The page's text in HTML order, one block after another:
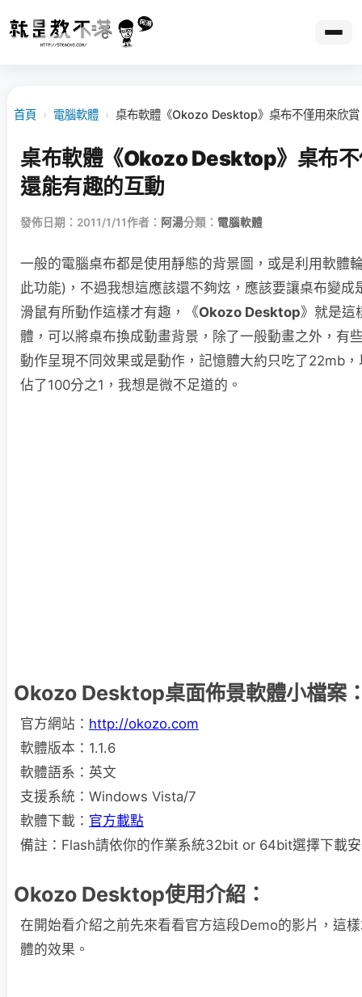
首頁 › 電腦軟體 › 桌布軟體《Okozo Desktop》桌布不僅用來欣賞
桌布軟體《Okozo Desktop》桌布
還能有趣的互動
發佈日期：2011/1/11作者： 阿湯分類： 電腦軟體
一般的電腦桌布都是使用靜態的背景圖，或是利用軟體
此功能)，不過我想這應該還不夠炫，應該要讓桌布變成
滑鼠有所動作這樣才有趣，《Okozo Desktop》就是這
體，可以將桌布換成動畫背景，除了一般動畫之外，有
動作呈現不同效果或是動作，記憶體大約只吃了22mb
佔了100分之1，我想是微不足道的。
Okozo Desktop桌面佈景軟體小檔案
官方網站： http://okozo.com
軟體版本：1.1.6
軟體語系：英文
支援系統：Windows Vista/7
軟體下載： 官方載點
備註：Flash請依你的作業系統32bit or 64bit選擇下載
Okozo Desktop使用介紹：
在開始看介紹之前先來看看官方這段Demo的影片，這
體的效果。